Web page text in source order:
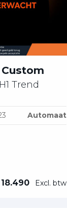
Trend
Automaat
Excl. btw